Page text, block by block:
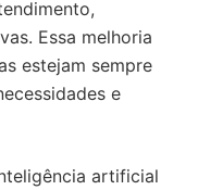
Essa melhoria
estejam sempre
e
artificial